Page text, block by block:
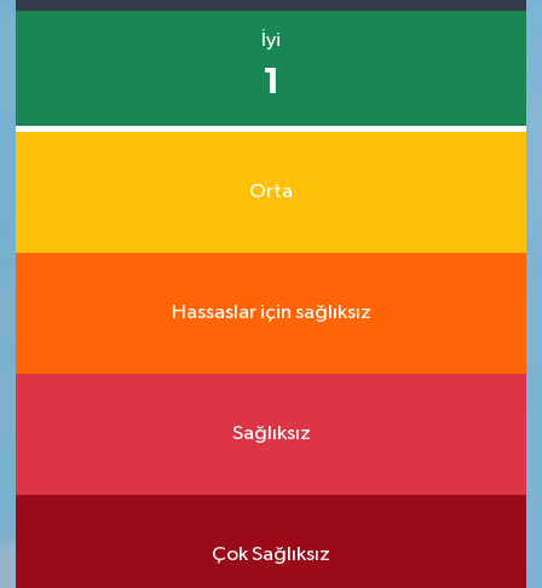
İyi
1
Orta
Hassaslar için sağlıksız
Sağlıksız
Çok Sağlıksız